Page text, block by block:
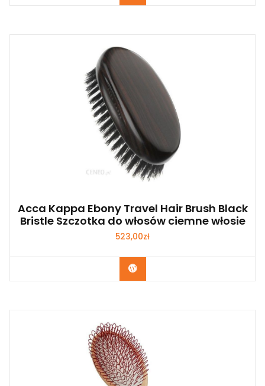
Acca Kappa Ebony Travel Hair Brush Black
Bristle Szczotka do włosów ciemne włosie
523,00zł
Zobacz